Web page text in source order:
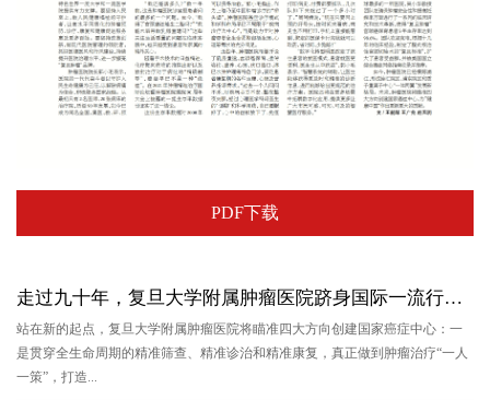
PDF下载
走过九十年，复旦大学附属肿瘤医院跻身国际一流行列 对接健康中...
站在新的起点，复旦大学附属肿瘤医院将瞄准四大方向创建国家癌症中心：一
是贯穿全生命周期的精准筛查、精准诊治和精准康复，真正做到肿瘤治疗“一人
一策”，打造...